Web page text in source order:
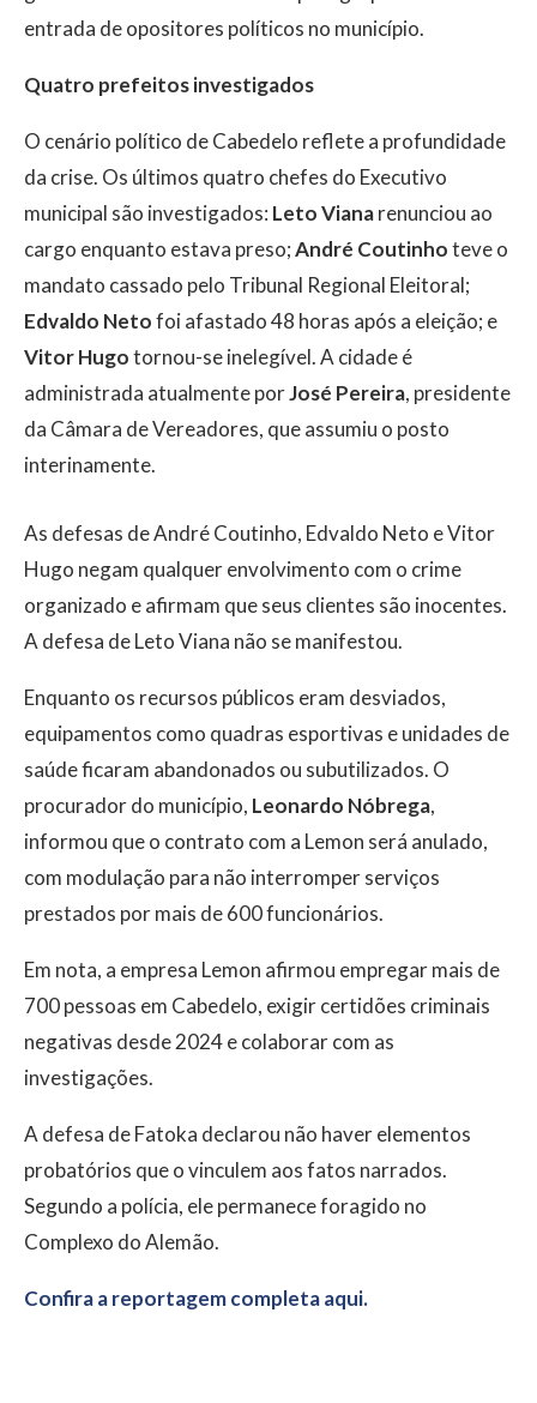
entrada de opositores políticos no município.
Quatro prefeitos investigados
O cenário político de Cabedelo reflete a profundidade
da crise. Os últimos quatro chefes do Executivo
municipal são investigados: Leto Vianarenunciou ao
cargo enquanto estava preso;André Coutinhoteve o
mandato cassado pelo Tribunal Regional Eleitoral;
Edvaldo Netofoi afastado 48 horas após a eleição; e
Vitor Hugotornou-se inelegível. A cidade é
administrada atualmente porJosé Pereira, presidente
da Câmara de Vereadores, que assumiu o posto
interinamente.
As defesas de André Coutinho, Edvaldo Neto e Vitor
Hugo negam qualquer envolvimento com o crime
organizado e afirmam que seus clientes são inocentes.
A defesa de Leto Viana não se manifestou.
Enquanto os recursos públicos eram desviados,
equipamentos como quadras esportivas e unidades de
saúde ficaram abandonados ou subutilizados. O
procurador do município, Leonardo Nóbrega,
informou que o contrato com a Lemon será anulado,
com modulação para não interromper serviços
prestados por mais de 600 funcionários.
Em nota, a empresa Lemon afirmou empregar mais de
700 pessoas em Cabedelo, exigir certidões criminais
negativas desde 2024 e colaborar com as
investigações.
A defesa de Fatoka declarou não haver elementos
probatórios que o vinculem aos fatos narrados.
Segundo a polícia, ele permanece foragido no
Complexo do Alemão.
Confira a reportagem completa aqui.